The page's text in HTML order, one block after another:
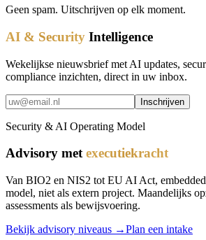
Geen spam. Uitschrijven op elk moment.
AI & Security Intelligence
Wekelijkse nieuwsbrief met AI updates,
compliance inzichten, direct in uw inbox.
Inschrijven
Security & AI Operating Model
Advisory metexecutiekracht
Van BIO2 en NIS2 tot EU AI Act,
model, niet als extern project. Maandelijks
assessments als bewijsvoering.
Bekijk advisory niveaus →Plan een intake